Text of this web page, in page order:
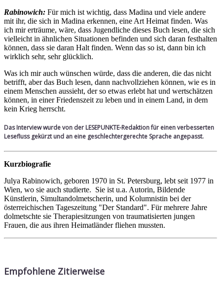
Rabinowich: Für mich ist wichtig, dass Madina und viele andere
mit ihr, die sich in Madina erkennen, eine Art Heimat finden. Was
ich mir erträume, wäre, dass Jugendliche dieses Buch lesen, die sich
vielleicht in ähnlichen Situationen befinden und sich daran festhalten
können, dass sie daran Halt finden. Wenn das so ist, dann bin ich
wirklich sehr, sehr glücklich.
Was ich mir auch wünschen würde, dass die anderen, die das nicht
betrifft, aber das Buch lesen, dann nachvollziehen können, wie es in
einem Menschen aussieht, der so etwas erlebt hat und wertschätzen
können, in einer Friedenszeit zu leben und in einem Land, in dem
kein Krieg herrscht.
Das Interview wurde von der LESEPUNKTE-Redaktion für einen verbesserten
Lesefluss gekürzt und an eine geschlechtergerechte Sprache angepasst.
Kurzbiografie
Julya Rabinowich, geboren 1970 in St. Petersburg, lebt seit 1977 in
Wien, wo sie auch studierte. Sie ist u.a. Autorin, Bildende
Künstlerin, Simultandolmetscherin, und Kolumnistin bei der
österreichischen Tageszeitung "Der Standard". Für mehrere Jahre
dolmetschte sie Therapiesitzungen von traumatisierten jungen
Frauen, die aus ihren Heimatländer fliehen mussten.
Empfohlene Zitierweise